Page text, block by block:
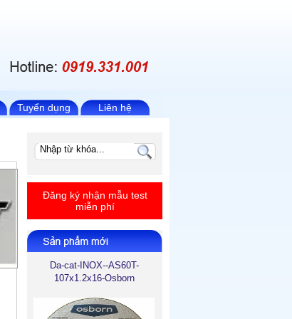
Tuyển dụng Liên hệ
Đăng ký nhận mẫu test
miễn phí
Da-cat-INOX--AS60T-
107x1.2x16-Osborn